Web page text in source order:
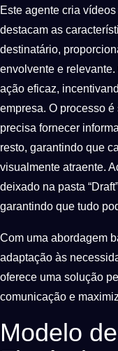
Este agente cria
destacam as
destinatário,
envolvente e
ação eficaz,
empresa. O processo
precisa fornecer
resto, garantindo que
visualmente atraente.
deixado na pasta
garantindo que tudo
Com uma abordagem
adaptação às
oferece uma solução
comunicação e
Modelo